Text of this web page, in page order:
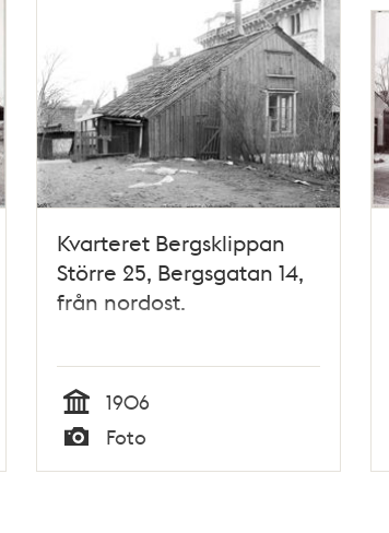
Kvarteret Bergsklippan
Större 25, Bergsgatan 14,
från nordost.
Tid
1906
Typ
Foto